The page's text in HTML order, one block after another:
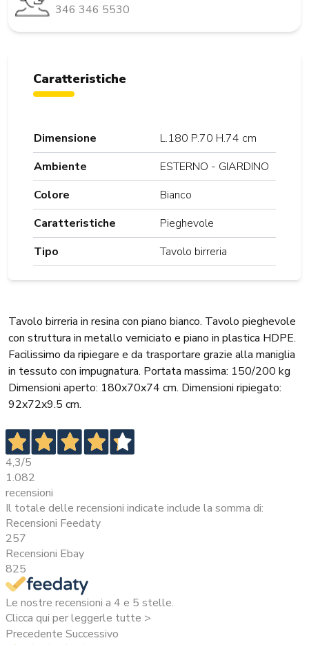
346 346 5530
Caratteristiche
Dimensione
L.180 P.70 H.74 cm
Ambiente
ESTERNO - GIARDINO
Colore
Bianco
Caratteristiche
Pieghevole
Tipo
Tavolo birreria
Tavolo birreria in resina con piano bianco. Tavolo pieghevole
con struttura in metallo verniciato e piano in plastica HDPE.
Facilissimo da ripiegare e da trasportare grazie alla maniglia
in tessuto con impugnatura. Portata massima: 150/200 kg
Dimensioni aperto: 180x70x74 cm. Dimensioni ripiegato:
92x72x9.5 cm.
4,3/5
1.082
recensioni
Il totale delle recensioni indicate include la somma di:
Recensioni Feedaty
257
Recensioni Ebay
825
Le nostre recensioni a 4 e 5 stelle.
Clicca qui per leggerle tutte >
Precedente Successivo